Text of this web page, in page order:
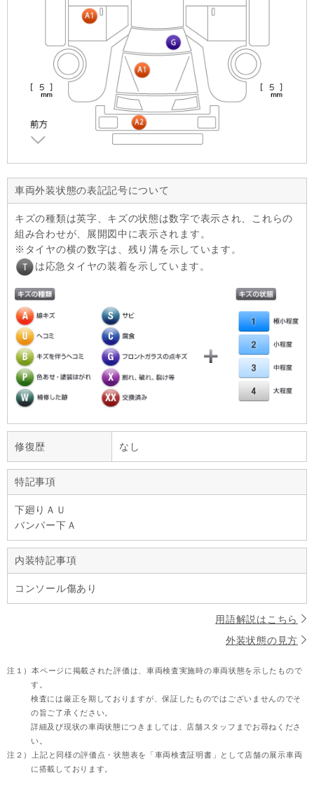
車両外装状態の表記記号について
キズの種類は英字、キズの状態は数字で表示され、これらの
組み合わせが、展開図中に表示されます。
タイヤの横の数字は、残り溝を示しています。
は応急タイヤの装着を示しています。
修復歴 なし
特記事項
下廻りＡＵ
バンパー下Ａ
内装特記事項
コンソール傷あり
用語解説はこちら
外装状態の見方
注１）本ページに掲載された評価は、車両検査実施時の車両状態を示したもので
す。
検査には厳正を期しておりますが、保証したものではございませんのでそ
の旨ご了承ください。
詳細及び現状の車両状態につきましては、店舗スタッフまでお尋ねくださ
い。
注２）
上記と同様の評価点・状態表を「車両検査証明書」として店舗の展示車両
に搭載しております。